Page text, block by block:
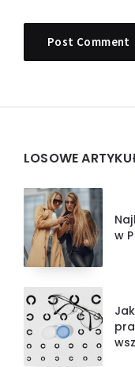
Widgets
LOSOWE
w